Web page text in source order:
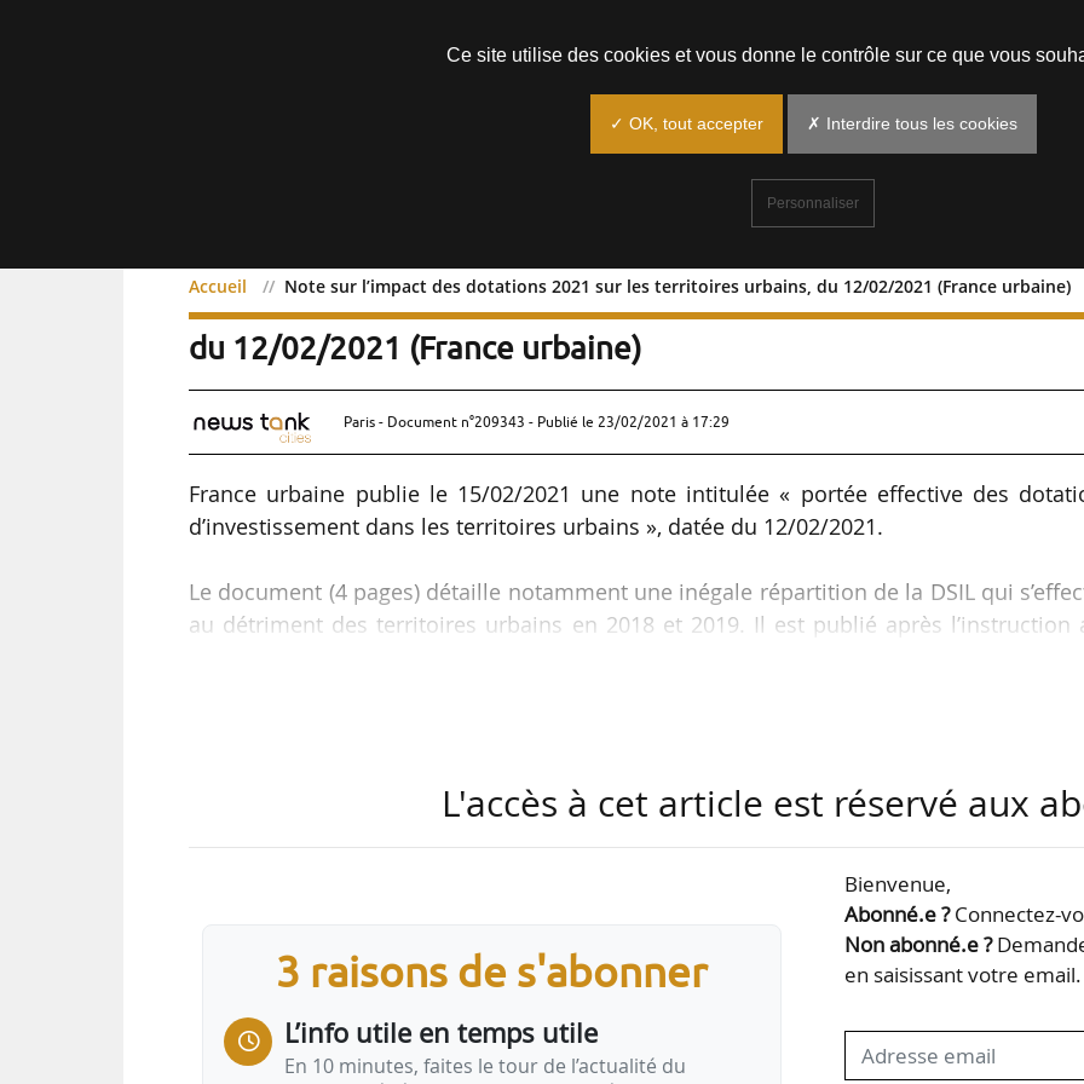
Accueil Note sur l’impact des dotations 2021 sur les territoires urbains, du 12/02/2021 (France urbaine)
Note sur l’impact des dotations 2021 sur les territoires
du 12/02/2021 (France urbaine)
Paris - Document n°209343 - Publié le 23/02/2021 à 17:29
France urbaine publie le 15/02/2021 une note intitulée « portée effective des
d’investissement dans les territoires urbains », datée du 12/02/2021.
Le document (4 pages) détaille notamment une inégale répartition de la DSIL qui
au détriment des territoires urbains en 2018 et 2019. Il est publié après l’instruction
…
L'accès à cet article est réservé aux
3 raisons de s'abonner
L’info utile en temps utile
En 10 minutes, faites le tour de l’actualité du
Bienvenue,
Abonné.e ?Connectez-
Non abonné.e ?
en saisissant votre email.
Ce site utilise des cookies et vous donne le contrôle sur ce que vous
✓ OK, tout accepter ✗ Interdire tous les cookies
Personnaliser